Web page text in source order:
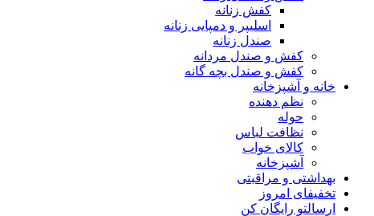
کفش زنانه
اسلیپر و دمپایی زنانه
صندل زنانه
کفش و صندل مردانه
کفش و صندل بچه گانه
خانه و آشپزخانه
نظم دهنده
حوله
نظافت لباس
کالای خواب
آشپزخانه
بهداشتی و مراقبتی
تخفیفای امروز
ارسالتو رایگان کن